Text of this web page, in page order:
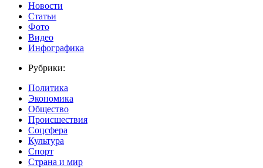
Новости
Статьи
Фото
Видео
Инфографика
Рубрики:
Политика
Экономика
Общество
Происшествия
Соцсфера
Культура
Спорт
Страна и мир